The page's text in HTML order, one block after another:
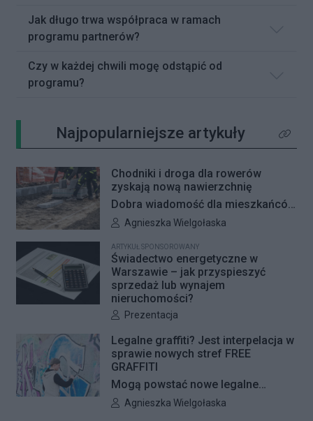
Jak długo trwa współpraca w ramach
programu partnerów?
Czy w każdej chwili mogę odstąpić od
programu?
Najpopularniejsze artykuły Kliknij
Chodniki i droga dla rowerów
zyskają nową nawierzchnię
Dobra wiadomość dla mieszkańców
Woli i Żoliborza. Zarząd Dróg
remonty infrastruktury dla pieszych
i rowerzystów. Oferty w
przetargach zostały już otwarte, a
jeśli wszystko przebiegnie zgodnie
z planem, nowe nawierzchnie
pojawią się jeszcze w tym roku.
Autor artykułu:
Agnieszka Wielgołaska
ARTYKUŁ SPONSOROWANY
Świadectwo energetyczne w
Warszawie – jak przyspieszyć
sprzedaż lub wynajem
nieruchomości?
Autor artykułu:
Prezentacja
Legalne graffiti? Jest interpelacja w
sprawie nowych stref FREE
GRAFFITI
Mogą powstać nowe legalne
miejsca do wykonywania graffiti.
Autor artykułu:
Agnieszka Wielgołaska